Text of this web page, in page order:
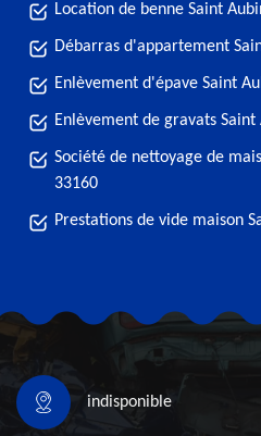
Location de benne Saint
Débarras d'appartement
Enlèvement d'épave Saint
Enlèvement de gravats
Société de nettoyage de
33160
Prestations de vide maison
indisponible